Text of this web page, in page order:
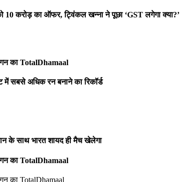
10 करोड़ का ऑफर, ट्विंकल खन्ना ने पूछा ‘GST लगेगा क्या?’
का TotalDhamaal
सबसे अधिक रन बनाने का रिकॉर्ड
के साथ भारत शायद ही मैच खेलेगा
का TotalDhamaal
का TotalDhamaal